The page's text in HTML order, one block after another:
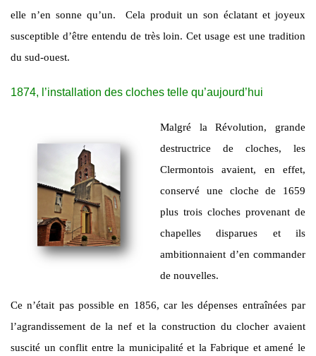
elle n’en sonne qu’un. Cela produit un son éclatant et joyeux
susceptible d’être entendu de très loin. Cet usage est une tradition
du sud-ouest.
1874, l’installation des cloches telle qu’aujourd’hui
Malgré la Révolution, grande
destructrice de cloches, les
Clermontois avaient, en effet,
conservé une cloche de 1659
plus trois cloches provenant de
chapelles disparues et ils
ambitionnaient d’en commander
de nouvelles.
Ce n’était pas possible en 1856, car les dépenses entraînées par
l’agrandissement de la nef et la construction du clocher avaient
suscité un conflit entre la municipalité et la Fabrique et amené le